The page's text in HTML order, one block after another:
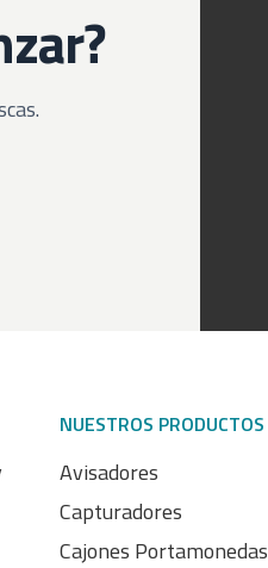
NUESTROS PRODUCTOS
Avisadores
Capturadores
Cajones Portamonedas